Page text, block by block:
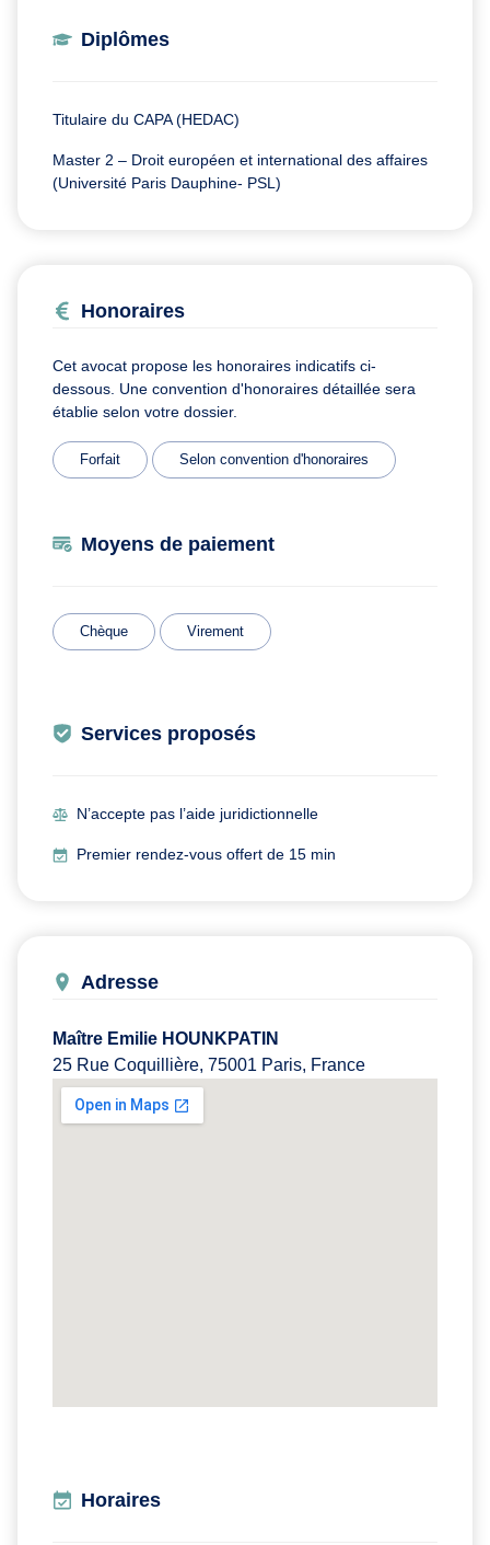
Diplômes
Titulaire du CAPA (HEDAC)
Master 2 – Droit européen et international des affaires
(Université Paris Dauphine- PSL)
Honoraires
Cet avocat propose les honoraires indicatifs ci-
dessous. Une convention d'honoraires détaillée sera
établie selon votre dossier.
Forfait Selon convention d'honoraires
Moyens de paiement
Chèque Virement
Services proposés
N’accepte pas l’aide juridictionnelle
Premier rendez-vous offert de 15 min
Adresse
Maître Emilie HOUNKPATIN
25 Rue Coquillière, 75001 Paris, France
Horaires